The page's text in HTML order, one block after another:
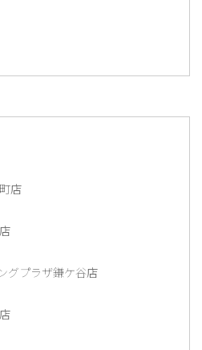
店
グプラザ鎌ケ谷店